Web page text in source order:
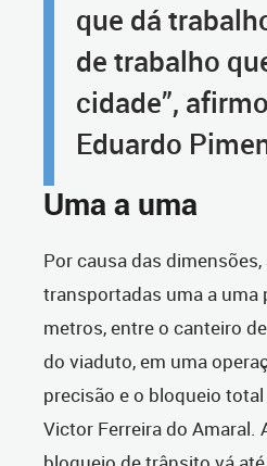
que dá
de trabalho
cidade”,
Eduardo
Uma a uma
Por causa das
transportadas uma a uma
metros, entre o canteiro
do viaduto, em uma
precisão e o bloqueio
Victor Ferreira do Amaral.